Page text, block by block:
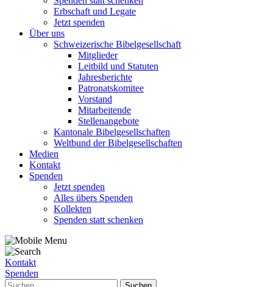
Erbschaft und Legate
Jetzt spenden
Über uns
Schweizerische Bibelgesellschaft
Mitglieder
Leitbild und Statuten
Jahresberichte
Patronatskomitee
Vorstand
Mitarbeitende
Stellenangebote
Kantonale Bibelgesellschaften
Weltbund der Bibelgesellschaften
Medien
Kontakt
Spenden
Jetzt spenden
Alles übers Spenden
Kollekten
Spenden statt schenken
Kontakt
Spenden